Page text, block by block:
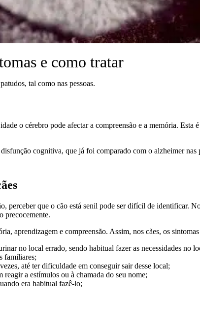
e como tratar
tal como nas pessoas.
o cérebro pode afectar a compreensão e a memória. Esta
cognitiva, que já foi comparado com o alzheimer nas
perceber que o cão está senil pode ser difícil de identificar.
precocemente.
aprendizagem e compreensão. Assim, nos cães, os
no local errado, sendo habitual fazer as necessidades no
familiares;
até ter dificuldade em conseguir sair desse local;
a estímulos ou à chamada do seu nome;
era habitual fazê-lo;